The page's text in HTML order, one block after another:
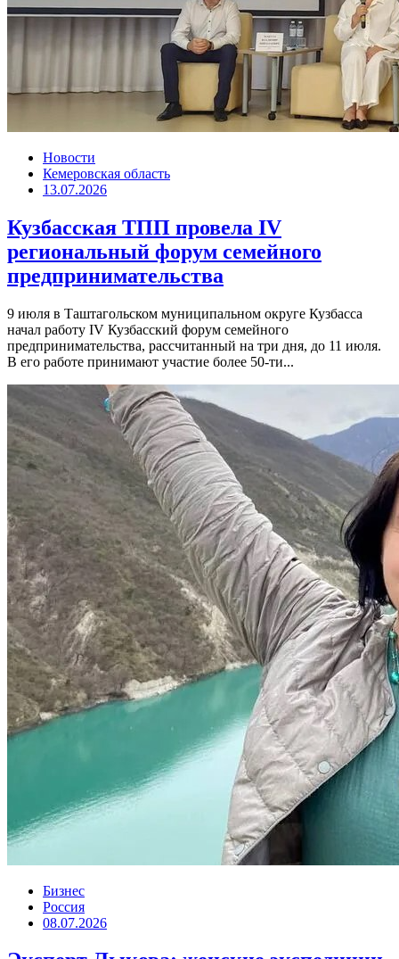
Новости
Кемеровская область
13.07.2026
Кузбасская ТПП провела IV
региональный форум семейного
предпринимательства
9 июля в Таштагольском муниципальном округе Кузбасса
начал работу IV Кузбасский форум семейного
предпринимательства, рассчитанный на три дня, до 11 июля.
В его работе принимают участие более 50-ти...
Бизнес
Россия
08.07.2026